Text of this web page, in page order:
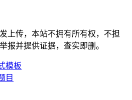
上传，本站不拥有所有权，不担
报并提供证据，查实即删。
模板
目